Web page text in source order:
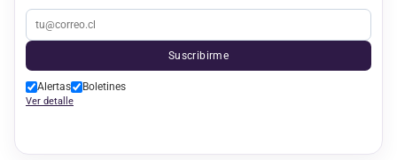
Suscribirme
Alertas Boletines
Ver detalle